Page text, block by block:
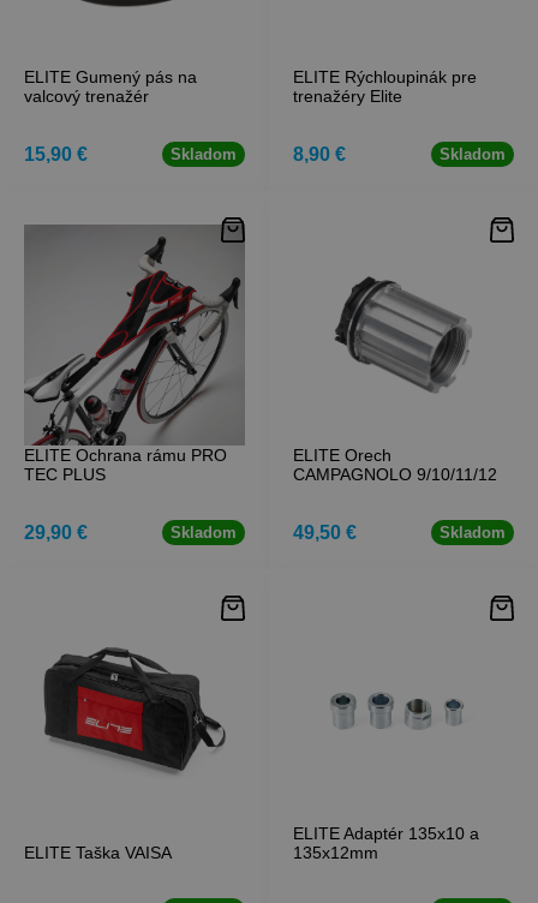
ELITE Gumený pás na
valcový trenažér
15,90 € Skladom
ELITE Rýchloupinák pre
trenažéry Elite
8,90 € Skladom
ELITE Ochrana rámu PRO
TEC PLUS
29,90 € Skladom
ELITE Orech
CAMPAGNOLO 9/10/11/12
49,50 € Skladom
ELITE Taška VAISA
ELITE Adaptér 135x10 a
135x12mm